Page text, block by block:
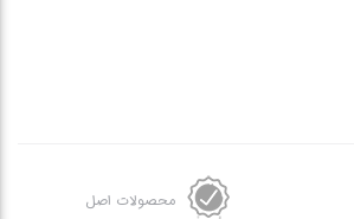
محصولات اصل